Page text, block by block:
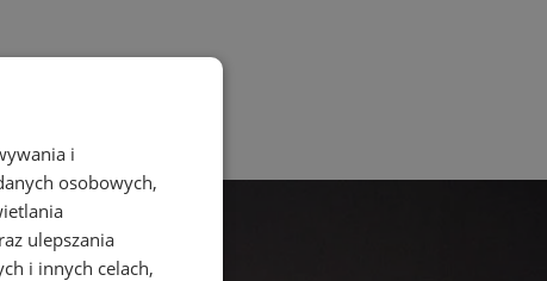
i
osobowych,
ulepszania
i innych celach,